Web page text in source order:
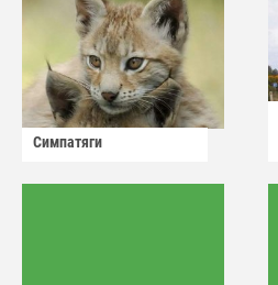
Симпатяги